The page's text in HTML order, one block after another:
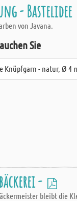
- Bastelidee
von Javana.
Sie
Knüpfgarn - natur, Ø 4
-
bleibt die